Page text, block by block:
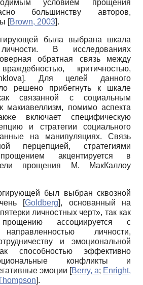
условием прощения
большинству авторов,
[Brown, 2003].
была выбрана шкала
В исследованиях
обратная связь между
критичностью,
]. Для целей данного
решено прибегнуть к шкале
связанной с социальным
макиавеллизм, помимо аспекта
включает специфическую
и стратегии социального
на манипуляциях. Связь
перцепцией, стратегиями
акцентируется в
прощения М. МакКаллоу
был выбран сквозной
[Goldberg], основанный на
личностных черт», так как
ассоциируется с
личности,
и эмоциональной
способностью эффективно
конфликты и
эмоции [Berry, а; Enright,
].